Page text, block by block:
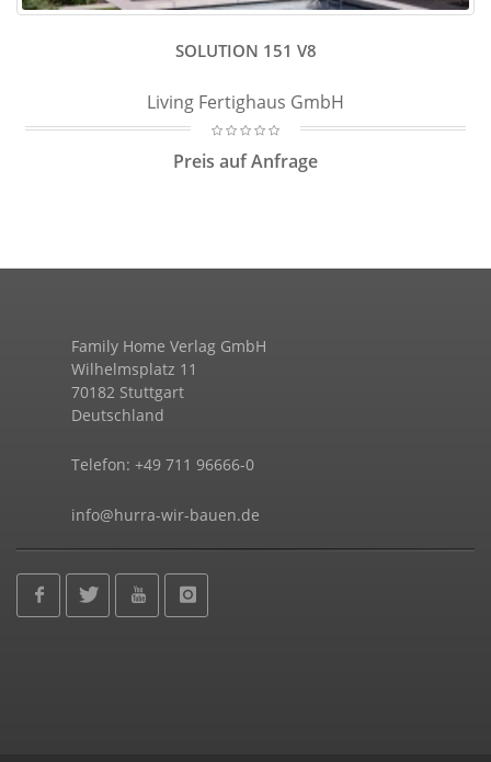
SOLUTION 151 V8
Living Fertighaus GmbH
Preis auf Anfrage
Family Home Verlag GmbH
Wilhelmsplatz 11
70182 Stuttgart
Deutschland
Telefon: +49 711 96666-0
info@hurra-wir-bauen.de